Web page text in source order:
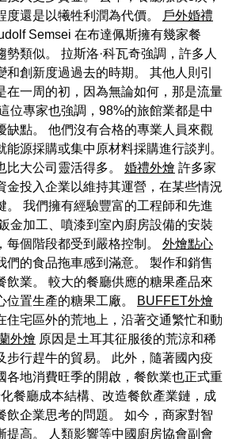
度還是以犧牲利潤為代價。
戶外婚禮
Semsei 在布達佩斯擁有幾家餐
勢類似。 拉斯洛·科瓦奇強調，許多人
和創新度過過去的時期。 其他人則引
在一周的初，因為無論如何，那是流量
位專家也強調，98%的旅館業都是中
缺點。 他們沒有合格的專業人員來觀
能源採購或集中原材料採購進行談判。
比大公司靈活得多。 婚禮外燴 許多家
金投入企業以維持其運營，在某些情況
。 我們擁有經驗豐富的工程師和先進
金加工、噴漆到室內廚房設備的安裝
每個階段都受到嚴格控制。 外燴點心
們的食品拖車感到滿意。 製作和銷售
飲業。 較大的餐廳供應的糖果產品來
位置生產的糖果工廠。
BUFFET外燴
住宅區外的荒地上，沿著交通繁忙和動
外燴 原因是土耳其征服後的荒涼和稀
步行趕牛的貿易。 此外，隨著國內疫
各地消費旺季的開啟，餐飲業也正式重
餐廳成本結構、改造餐飲產業鏈，成
飲企業思考的問題。 如今，商家對智
提高。 人類影響等中國廚房協會副會